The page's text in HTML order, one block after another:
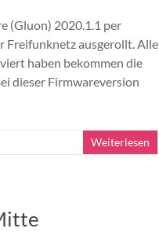
(Gluon) 2020.1.1 per
Freifunknetz ausgerollt. Alle
haben bekommen die
dieser Firmwareversion
Weiterlesen